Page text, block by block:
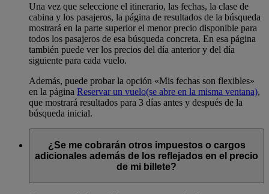
Una vez que seleccione el itinerario, las fechas, la clase de
cabina y los pasajeros, la página de resultados de la búsqueda
mostrará en la parte superior el menor precio disponible para
todos los pasajeros de esa búsqueda concreta. En esa página
también puede ver los precios del día anterior y del día
siguiente para cada vuelo.
Además, puede probar la opción «Mis fechas son flexibles»
en la página Reservar un vuelo(se abre en la misma ventana),
que mostrará resultados para 3 días antes y después de la
búsqueda inicial.
¿Se me cobrarán otros impuestos o cargos
adicionales además de los reflejados en el precio
de mi billete?